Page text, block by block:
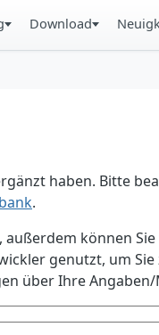
Download
haben. Bitte
.
können
genutzt, um
über Ihre